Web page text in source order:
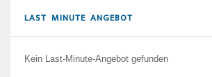
LAST MINUTE ANGEBOT
Kein Last-Minute-Angebot gefunden